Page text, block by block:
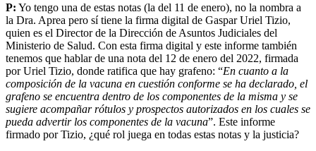
P: Yo tengo una de estas notas (la del 11 de enero), no la nombra a
la Dra. Aprea pero sí tiene la firma digital de Gaspar Uriel Tizio,
quien es el Director de la Dirección de Asuntos Judiciales del
Ministerio de Salud. Con esta firma digital y este informe también
tenemos que hablar de una nota del 12 de enero del 2022, firmada
por Uriel Tizio, donde ratifica que hay grafeno: “En cuanto a la
composición de la vacuna en cuestión conforme se ha declarado, el
grafeno se encuentra dentro de los componentes de la misma y se
sugiere acompañar rótulos y prospectos autorizados en los cuales se
pueda advertir los componentes de la vacuna”. Este informe
firmado por Tizio, ¿qué rol juega en todas estas notas y la justicia?